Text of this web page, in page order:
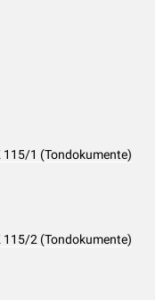
115/1 (Tondokumente)
115/2 (Tondokumente)